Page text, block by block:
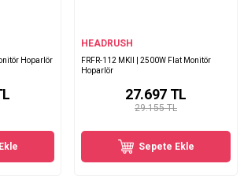
Hoparlör
HEADRUSH
FRFR-112 MKII | 2500W Flat Monitör
Hoparlör
29.155 TL
27.697TL
Sepete Ekle